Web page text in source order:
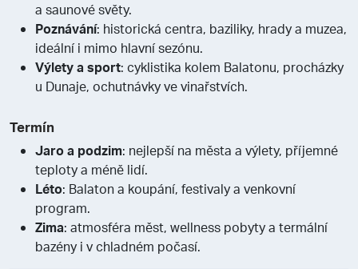
a saunové světy.
Poznávání: historická centra, baziliky, hrady a muzea,
ideální i mimo hlavní sezónu.
Výlety a sport: cyklistika kolem Balatonu, procházky
u Dunaje, ochutnávky ve vinařstvích.
Termín
Jaro a podzim: nejlepší na města a výlety, příjemné
teploty a méně lidí.
Léto: Balaton a koupání, festivaly a venkovní
program.
Zima: atmosféra měst, wellness pobyty a termální
bazény i v chladném počasí.